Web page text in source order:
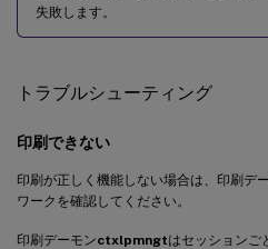
失敗します。
トラブルシューティング
印刷できない
印刷が正しく機能しない場合は、印刷デ
ワークを確認してください。
印刷デーモンctxlpmngtはセッションご